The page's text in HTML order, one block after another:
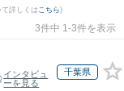
詳しくは こちら)
3件中 1-3件を表示
インタビュ
ーを見る
千葉県